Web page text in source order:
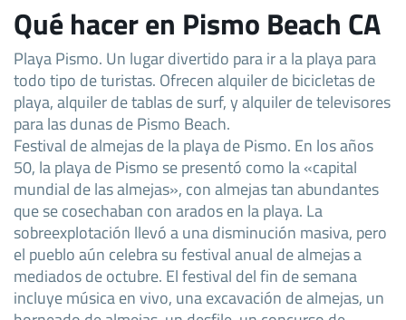
Qué hacer en Pismo Beach CA
Playa Pismo. Un lugar divertido para ir a la playa para
todo tipo de turistas. Ofrecen alquiler de bicicletas de
playa, alquiler de tablas de surf, y alquiler de televisores
para las dunas de Pismo Beach.
Festival de almejas de la playa de Pismo. En los años
50, la playa de Pismo se presentó como la «capital
mundial de las almejas», con almejas tan abundantes
que se cosechaban con arados en la playa. La
sobreexplotación llevó a una disminución masiva, pero
el pueblo aún celebra su festival anual de almejas a
mediados de octubre. El festival del fin de semana
incluye música en vivo, una excavación de almejas, un